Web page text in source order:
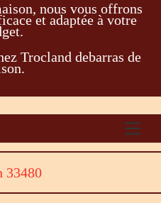
nous vous offrons
et adaptée à votre
Trocland debarras de
33480